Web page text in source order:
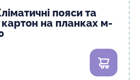
пояси та
картон на планках м-
В кошик